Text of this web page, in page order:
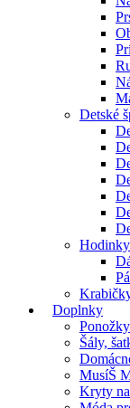
Detské
Hodinky
Doplnky
Šály,
MusíŠ
Kryty